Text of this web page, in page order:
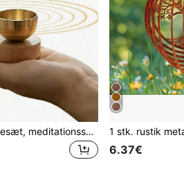
Mini syngeskålesæt, meditationsskål med klare og behagelige toner, velegnet til yogameditation og unikke gaver, fødselsdagsgaver til familie og venner, valentinsdag, bryllupssæson, souvenirs, brudepigegaver
6.37€